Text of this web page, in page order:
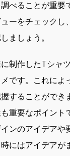
べることが重要
ーをチェックし
ましょう。
制作したTシャ
です。これによ
することができ
重要なポイント
ンのアイデアや
にはアイデアが